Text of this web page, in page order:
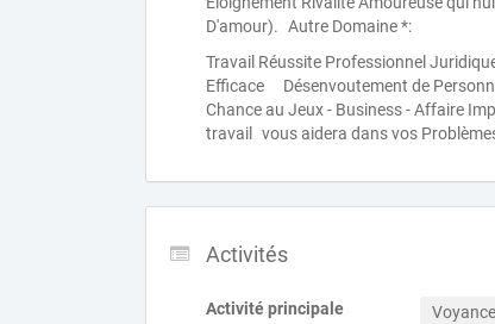
D'amour). Autre Domaine *:
Travail Réussite Professionnel
Efficace Désenvoutement de
Chance au Jeux - Business - Affaire
travail vous aidera dans vos
Activités
Activité principale Voyance